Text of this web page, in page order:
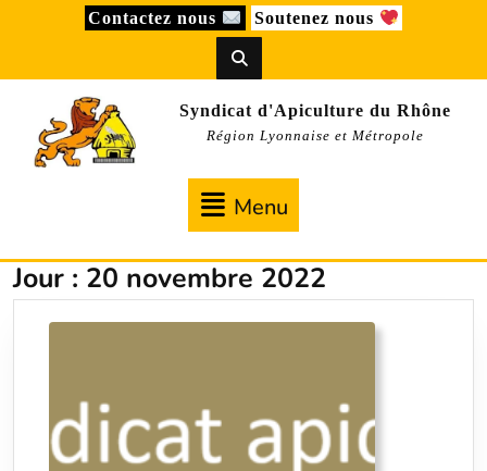
Contactez nous Soutenez nous
Syndicat d'Apiculture du Rhône
Région Lyonnaise et Métropole
Menu
Jour : 20 novembre 2022